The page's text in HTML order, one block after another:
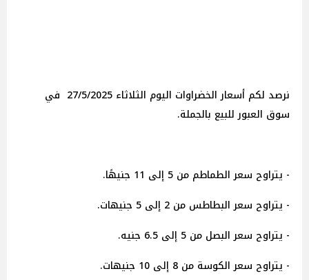
نرصد لكم أسعار الخضراوات اليوم الثلاثاء 27/5/2025 في
سوق العبور للبيع بالجملة.
- يتراوح سعر الطماطم من 5 إلى 11 جنيهًا.
- يتراوح سعر البطاطس من 2 إلى 5 جنيهات.
- يتراوح سعر البصل من 5 إلى 6.5 جنيه.
- يتراوح سعر الكوسة من 8 إلى 10 جنيهات.